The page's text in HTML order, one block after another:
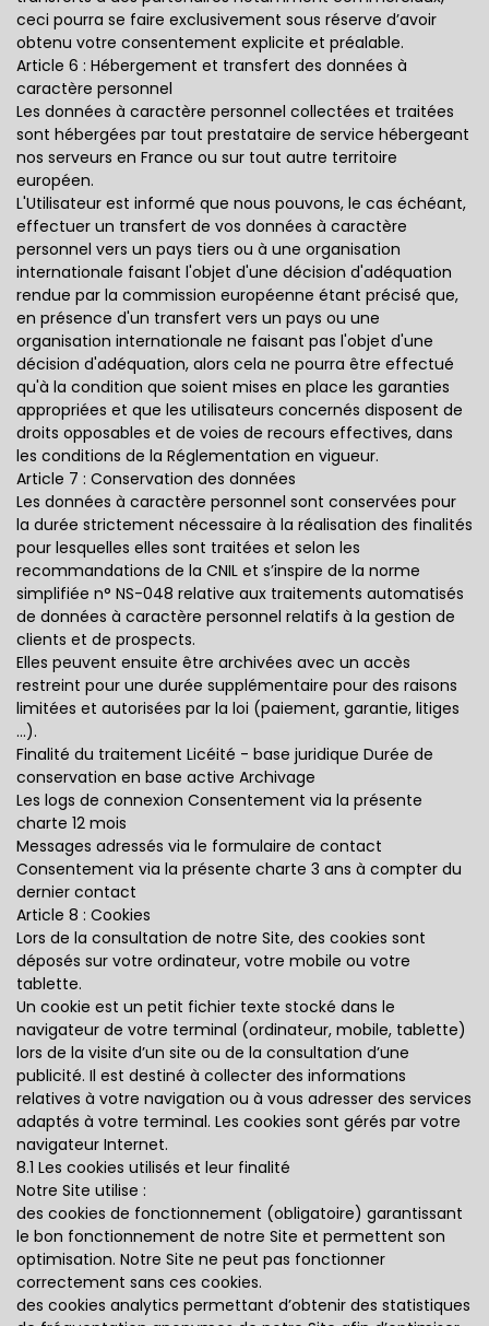
ceci pourra se faire exclusivement sous réserve d’avoir
obtenu votre consentement explicite et préalable.
Article 6 : Hébergement et transfert des données à
caractère personnel
Les données à caractère personnel collectées et traitées
sont hébergées par tout prestataire de service hébergeant
nos serveurs en France ou sur tout autre territoire
européen.
L'Utilisateur est informé que nous pouvons, le cas échéant,
effectuer un transfert de vos données à caractère
personnel vers un pays tiers ou à une organisation
internationale faisant l'objet d'une décision d'adéquation
rendue par la commission européenne étant précisé que,
en présence d'un transfert vers un pays ou une
organisation internationale ne faisant pas l'objet d'une
décision d'adéquation, alors cela ne pourra être effectué
qu'à la condition que soient mises en place les garanties
appropriées et que les utilisateurs concernés disposent de
droits opposables et de voies de recours effectives, dans
les conditions de la Réglementation en vigueur.
Article 7 : Conservation des données
Les données à caractère personnel sont conservées pour
la durée strictement nécessaire à la réalisation des finalités
pour lesquelles elles sont traitées et selon les
recommandations de la CNIL et s’inspire de la norme
simplifiée n° NS-048 relative aux traitements automatisés
de données à caractère personnel relatifs à la gestion de
clients et de prospects.
Elles peuvent ensuite être archivées avec un accès
restreint pour une durée supplémentaire pour des raisons
limitées et autorisées par la loi (paiement, garantie, litiges
...).
Finalité du traitement Licéité - base juridique Durée de
conservation en base active Archivage
Les logs de connexion Consentement via la présente
charte 12 mois
Messages adressés via le formulaire de contact
Consentement via la présente charte 3 ans à compter du
dernier contact
Article 8 : Cookies
Lors de la consultation de notre Site, des cookies sont
déposés sur votre ordinateur, votre mobile ou votre
tablette.
Un cookie est un petit fichier texte stocké dans le
navigateur de votre terminal (ordinateur, mobile, tablette)
lors de la visite d’un site ou de la consultation d’une
publicité. Il est destiné à collecter des informations
relatives à votre navigation ou à vous adresser des services
adaptés à votre terminal. Les cookies sont gérés par votre
navigateur Internet.
8.1 Les cookies utilisés et leur finalité
Notre Site utilise :
des cookies de fonctionnement (obligatoire) garantissant
le bon fonctionnement de notre Site et permettent son
optimisation. Notre Site ne peut pas fonctionner
correctement sans ces cookies.
des cookies analytics permettant d’obtenir des statistiques